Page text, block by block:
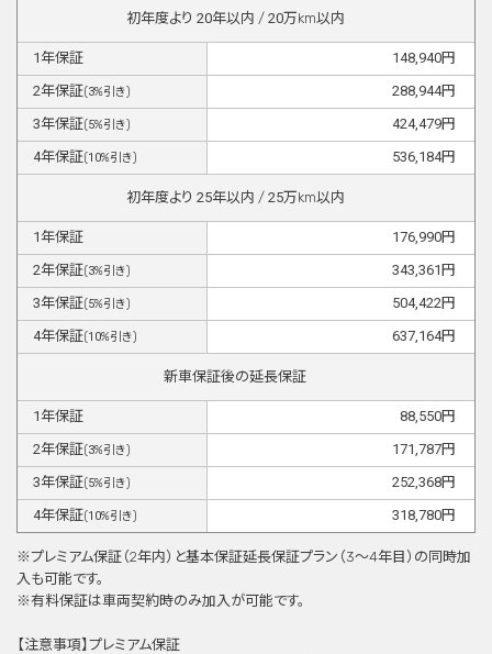
初年度より 20年以内 / 20万km以内
1年保証 148,940円
2年保証(3%引き) 288,944円
3年保証(5%引き) 424,479円
4年保証(10%引き) 536,184円
初年度より 25年以内 / 25万km以内
1年保証 176,990円
2年保証(3%引き) 343,361 円
3年保証(5%引き) 504,422 円
4年保証(10%引き) 637,164円
新車保証後の延長保証
1年保証 88,550円
2年保証(3%引き) 171,787円
3年保証(5%引き) 252,368円
4年保証(10%引き) 318,780円
※プレミアム保証（2年内）と基本保証延⻑保証プラン（3〜4年目）の同時加
⼊も可能です。
※有料保証は⾞両契約時のみ加⼊が可能です。
【注意事項】プレミアム保証